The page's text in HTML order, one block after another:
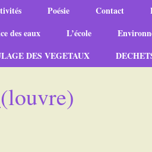
Poésie Contact
des eaux L’école
DES VEGETAUX